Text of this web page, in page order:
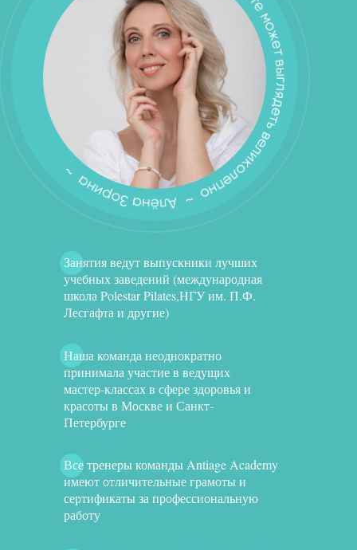
Занятия ведут выпускники лучших
учебных заведений (международная
школа Polestar Pilates,НГУ им. П.Ф.
Лесгафта и другие)
Все тренеры команды Antiage Academy
имеют отличительные грамоты и
сертификаты за профессиональную
работу
Наша команда неоднократно
принимала участие в ведущих
мастер-классах в сфере здоровья и
красоты в Москве и Санкт-
Петербурге